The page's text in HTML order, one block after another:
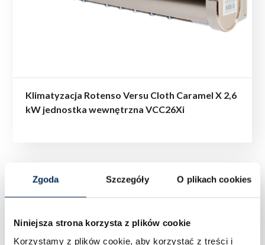
Zgoda Szczegóły O plikach cookies
Niniejsza strona korzysta z plików cookie
Korzystamy z plików cookie, aby korzystać z treści i
Klimatyzacja Rotenso Versu Cloth Caramel X 2,6
kW jednostka wewnętrzna VCC26Xi